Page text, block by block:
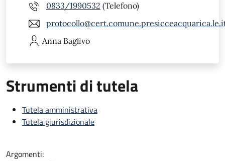
0833/1990532 (Telefono)
Anna Baglivo
Strumenti di tutela
Tutela amministrativa
Tutela giurisdizionale
Argomenti: